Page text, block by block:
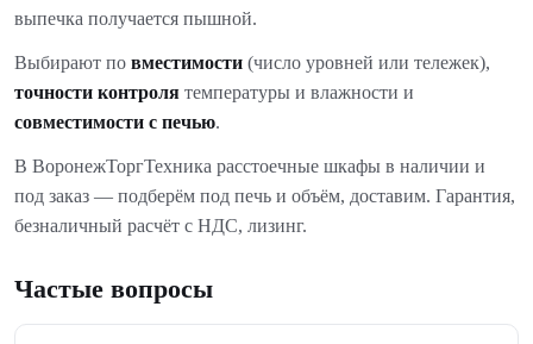
выпечка получается пышной.
Выбирают по вместимости (число уровней или тележек),
точности контроля температуры и влажности и
совместимости с печью.
В ВоронежТоргТехника расстоечные шкафы в наличии и
под заказ — подберём под печь и объём, доставим. Гарантия,
безналичный расчёт с НДС, лизинг.
Частые вопросы